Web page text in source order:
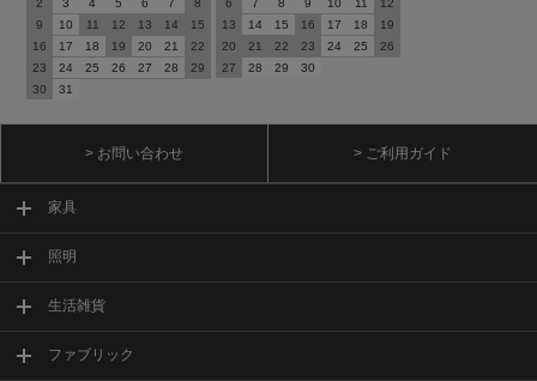
2
3 4 5 6 7
8
9
10 11 12 13 14
15
16
17 18 19 20 21
22
23
24 25 26 27 28
29
30
31
6
7 8 9 10 11
12
13
14 15 16 17 18
19
20
21 22 23 24 25
26
27
28 29 30
> お問い合わせ > ご利用ガイド
家具
照明
生活雑貨
ファブリック